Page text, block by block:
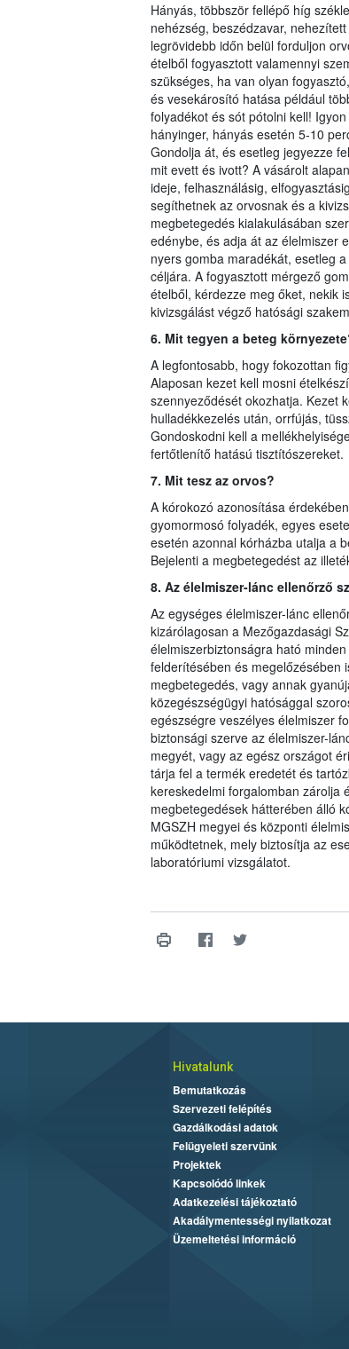
Hányás, többször fellépő híg
nehézség, beszédzavar,
legrövidebb időn belül forduljon
ételből fogyasztott valamennyi
szükséges, ha van olyan
és vesekárosító hatása például
folyadékot és sót pótolni kell!
hányinger, hányás esetén 5-10
Gondolja át, és esetleg jegyezze
mit evett és ivott? A vásárolt
ideje, felhasználásig,
segíthetnek az orvosnak és a
megbetegedés kialakulásában
edénybe, és adja át az élelmiszer
nyers gomba maradékát, esetleg
céljára. A fogyasztott mérgező
ételből, kérdezze meg őket, nekik
kivizsgálást végző hatósági
6. Mit tegyen a beteg
A legfontosabb, hogy fokozottan
Alaposan kezet kell mosni
szennyeződését okozhatja. Kezet
hulladékkezelés után, orrfújás,
Gondoskodni kell a
fertőtlenítő hatású tisztítószereket.
7. Mit tesz az orvos?
A kórokozó azonosítása
gyomormosó folyadék, egyes
esetén azonnal kórházba utalja a
Bejelenti a megbetegedést az
8. Az élelmiszer-lánc ellenőrző
Az egységes élelmiszer-lánc
kizárólagosan a Mezőgazdasági
élelmiszerbiztonságra ható
felderítésében és megelőzésében
megbetegedés, vagy annak
közegészségügyi hatósággal
egészségre veszélyes élelmiszer
biztonsági szerve az élelmiszer-
megyét, vagy az egész országot
tárja fel a termék eredetét és
kereskedelmi forgalomban zárolja
megbetegedések hátterében álló
MGSZH megyei és központi
működtetnek, mely biztosítja az
laboratóriumi vizsgálatot.
Hivatalunk
Bemutatkozás
Szervezeti felépítés
Gazdálkodási adatok
Felügyeleti szervünk
Projektek
Kapcsolódó linkek
Adatkezelési tájékoztató
Akadálymentességi nyilatkozat
Üzemeltetési információ